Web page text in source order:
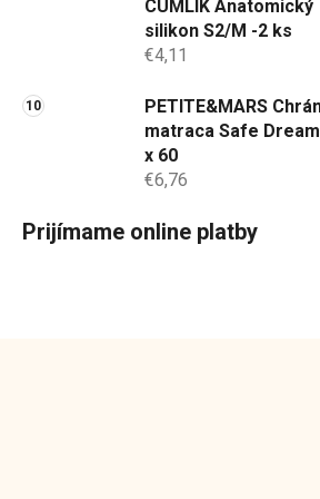
CUMLÍK Anatomický
silikon S2/M -2 ks
€4,11
PETITE&MARS
matraca Safe
x 60
€6,76
Prijímame online platby